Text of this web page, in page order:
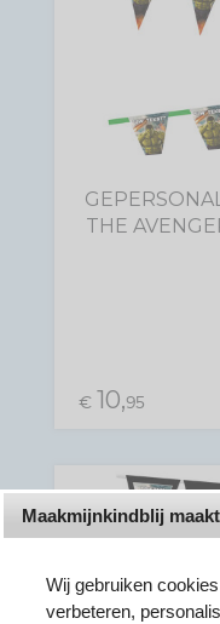
THE
€ 10,95
Maakmijnkindblij
Wij gebruiken
verbeteren,